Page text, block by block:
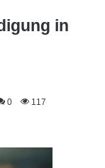
in
0 117